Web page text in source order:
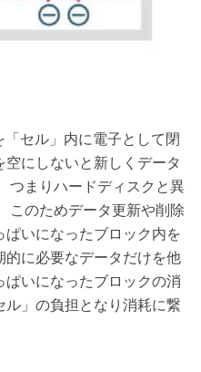
セル」内に電子として閉
にしないと新しくデータ
つまりハードディスクと異
このためデータ更新や削除
いになったブロック内を
的に必要なデータだけを他
いになったブロックの消
」の負担となり消耗に繋